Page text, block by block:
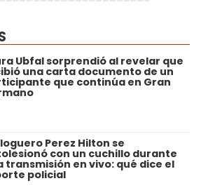
Ubfal sorprendió al revelar que
una carta documento de un
que continúa en Gran
Perez Hilton se
con un cuchillo durante
transmisión en vivo: qué dice el
policial